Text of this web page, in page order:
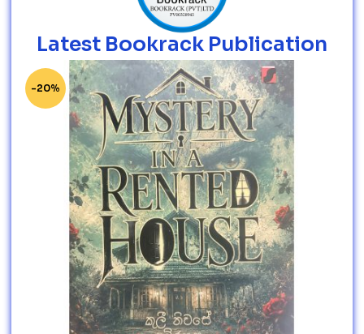
Latest Bookrack Publication
-20%